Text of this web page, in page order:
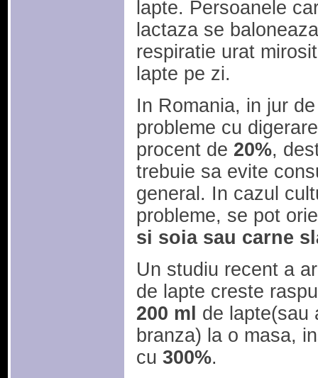
lapte. Persoanele
lactaza se
respiratie urat
lapte pe zi.
In Romania, in jur
probleme cu
procent de 20%,
trebuie sa evite
general. In cazul
probleme, se pot
si soia sau carne
Un studiu recent a
de lapte creste
200 ml de lapte(sau
branza) la o masa,
cu 300%.